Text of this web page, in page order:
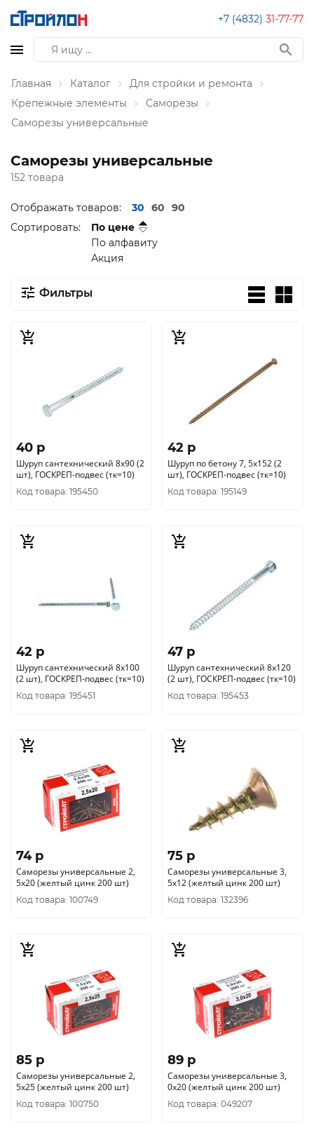
+7 (4832) 31-77-77
Главная Каталог
Для стройки и ремонта
Крепежные элементы
Саморезы
Саморезы универсальные
Саморезы универсальные
152 товара
Отображать товаров: 30 60
90
Сортировать:
По цене
По алфавиту
Акция
Фильтры
40 p
Шуруп сантехнический 8х90 (2
шт), ГОСКРЕП-подвес (тк=10)
Код товара: 195450
42 p
Шуруп по бетону 7, 5х152 (2
шт), ГОСКРЕП-подвес (тк=10)
Код товара: 195149
42 p
Шуруп сантехнический 8х100
(2 шт), ГОСКРЕП-подвес (тк=10)
Код товара: 195451
47 p
Шуруп сантехнический 8х120
(2 шт), ГОСКРЕП-подвес (тк=10)
Код товара: 195453
74 p
Саморезы универсальные 2,
5x20 (желтый цинк 200 шт)
Код товара: 100749
75 p
Саморезы универсальные 3,
5x12 (желтый цинк 200 шт)
Код товара: 132396
85 p
Саморезы универсальные 2,
5x25 (желтый цинк 200 шт)
Код товара: 100750
89 p
Саморезы универсальные 3,
0x20 (желтый цинк 200 шт)
Код товара: 049207